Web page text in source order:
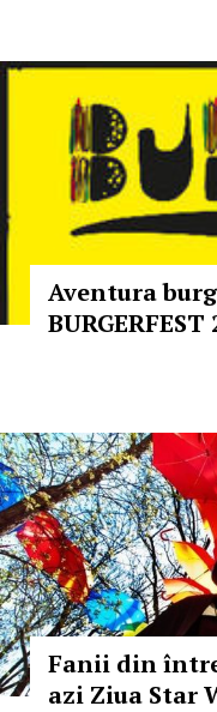
Aventura
BURGERFEST
Fanii din
azi Ziua Star